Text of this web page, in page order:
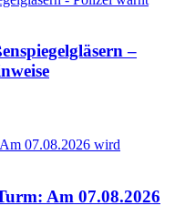
–
Am 07.08.2026